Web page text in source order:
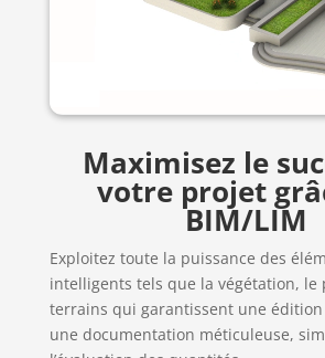
Maximisez le
votre projet
BIM/LIM
Exploitez toute la puissance des
intelligents tels que la végétation, le
terrains qui garantissent une
une documentation méticuleuse,